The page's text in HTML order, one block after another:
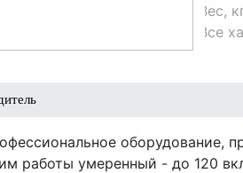
Вес,
Все
оборудование,
работы умеренный - до 120